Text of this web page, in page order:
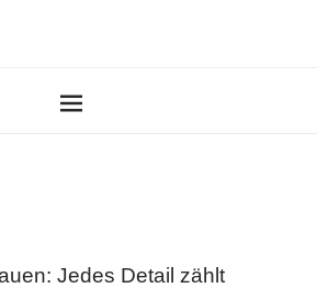
Jedes Detail zählt